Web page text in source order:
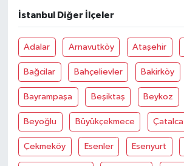
İstanbul Diğer İlçeler
Adalar Arnavutköy Ataşehir
Bağcilar Bahçelievler Bakirköy
Bayrampaşa Beşiktaş Beykoz
Beyoğlu Büyükçekmece Çatalca
Çekmeköy Esenler Esenyurt